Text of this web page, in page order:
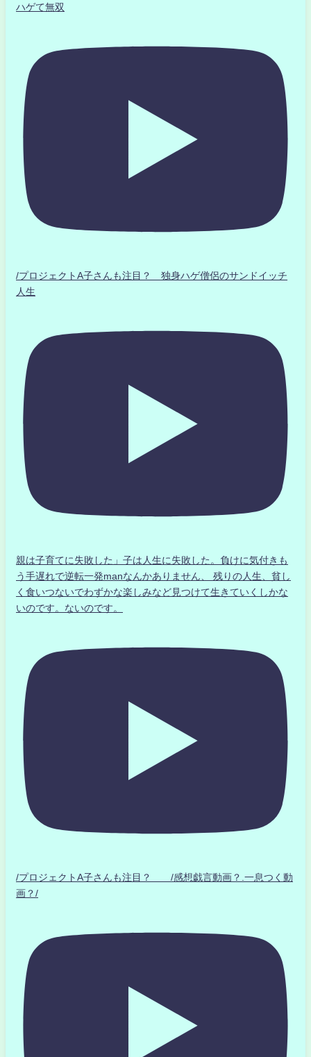
ハゲて無双
/プロジェクトA子さんも注目？ 独身ハゲ僧侶のサンドイッチ
人生
親は子育てに失敗した」子は人生に失敗した。負けに気付きも
う手遅れで逆転一発manなんかありません、 残りの人生、貧し
く食いつないでわずかな楽しみなど見つけて生きていくしかな
いのです。ないのです。
/プロジェクトA子さんも注目？ /感想戯言動画？.一息つく動
画？/